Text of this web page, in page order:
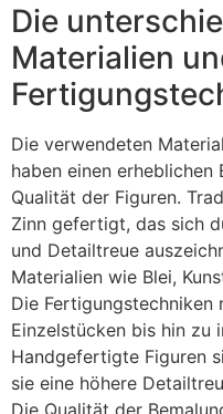
Die
Materialien
Die verwendeten
haben einen
Qualität der Figuren.
Zinn gefertigt, das sich
und Detailtreue
Materialien wie Blei,
Die
Einzelstücken bis hin zu
Handgefertigte Figuren
sie eine höhere
Die Qualität der